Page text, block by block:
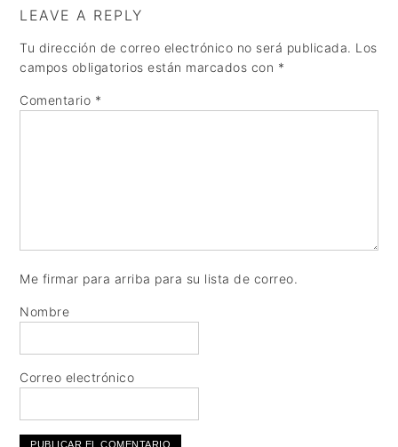
a
v
i
g
n
e
n
t
i
d
e
b
LEAVE A REPLY
Tu dirección de correo electrónico no será publicada. Los
campos obligatorios están marcados con *
Comentario *
Me firmar para arriba para su lista de correo.
Nombre
Correo electrónico